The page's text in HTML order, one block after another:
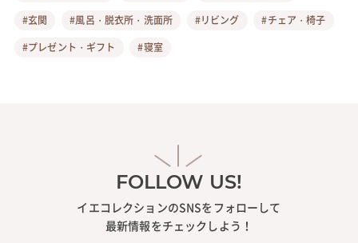
#玄関
#風呂・脱衣所・洗面所 #リビング
#チェア・椅子
#プレゼント・ギフト
#寝室
FOLLOW US!
イエコレクションのSNSをフォローして
最新情報をチェックしよう！